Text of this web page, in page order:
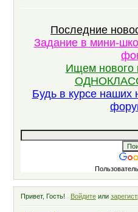
Последние
Задание в мини-
Ищем нового
Будь в курсе наших
Привет, Гость! Войдитеили